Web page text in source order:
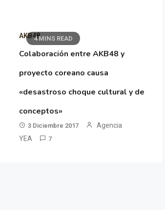
4 MINS READ
AKB48
Colaboración entre AKB48 y
proyecto coreano causa
«desastroso choque cultural y de
conceptos»
3 Diciembre 2017
Agencia
YEA
7